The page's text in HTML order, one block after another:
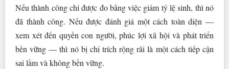
Nếu thành công chỉ được đo bằng việc giảm tỷ lệ sinh, thì nó
đã thành công. Nếu được đánh giá một cách toàn diện —
xem xét đến quyền con người, phúc lợi xã hội và phát triển
bền vững — thì nó bị chỉ trích rộng rãi là một cách tiếp cận
sai lầm và không bền vững.